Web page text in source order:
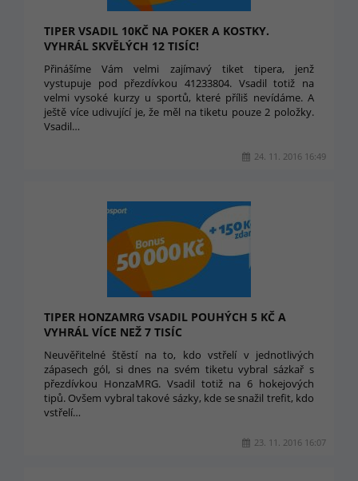
TIPER VSADIL 10KČ NA POKER A KOSTKY.
VYHRÁL SKVĚLÝCH 12 TISÍC!
Přinášíme Vám velmi zajímavý tiket tipera, jenž
vystupuje pod přezdívkou 41233804. Vsadil totiž na
velmi vysoké kurzy u sportů, které příliš nevídáme. A
ještě více udivující je, že měl na tiketu pouze 2 položky.
Vsadil…
24. 11. 2016 16:49
TIPER HONZAMRG VSADIL POUHÝCH 5 KČ A
VYHRÁL VÍCE NEŽ 7 TISÍC
Neuvěřitelné štěstí na to, kdo vstřelí v jednotlivých
zápasech gól, si dnes na svém tiketu vybral sázkař s
přezdívkou HonzaMRG. Vsadil totiž na 6 hokejových
tipů. Ovšem vybral takové sázky, kde se snažil trefit, kdo
vstřelí…
23. 11. 2016 16:07